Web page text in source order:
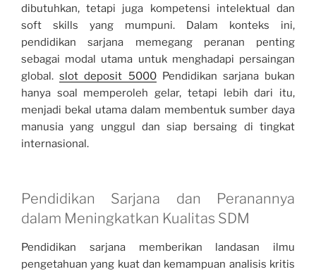
dibutuhkan, tetapi juga kompetensi intelektual dan
soft skills yang mumpuni. Dalam konteks ini,
pendidikan sarjana memegang peranan penting
sebagai modal utama untuk menghadapi persaingan
global.slot deposit 5000Pendidikan sarjana bukan
hanya soal memperoleh gelar, tetapi lebih dari itu,
menjadi bekal utama dalam membentuk sumber daya
manusia yang unggul dan siap bersaing di tingkat
internasional.
Pendidikan Sarjana dan Peranannya
dalam Meningkatkan Kualitas SDM
Pendidikan sarjana memberikan landasan ilmu
pengetahuan yang kuat dan kemampuan analisis kritis